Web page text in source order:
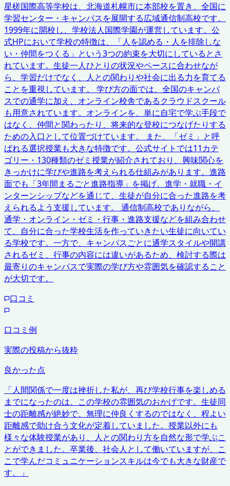
星槎国際高等学校は、北海道札幌市に本部校を置き、全国に
学習センター・キャンパスを展開する広域通信制高校です。
1999年に開校し、学校法人国際学園が運営しています。公
式HPにおいて学校の特徴は、「人を認める・人を排除しな
い・仲間をつくる」という3つの約束を大切にしているとさ
れています。生徒一人ひとりの状況やペースに合わせなが
ら、学習だけでなく、人との関わりや社会に出る力を育てる
ことを重視しています。 学び方の面では、全国のキャンパ
スでの通学に加え、オンライン校舎であるクラウドスクール
も用意されています。オンラインを、単に自宅で学ぶ手段で
はなく、仲間と関わったり、将来的な登校につなげたりする
ための入口として位置づけています。 また、「ゼミ」と呼
ばれる選択授業も大きな特徴です。公式サイトでは11カテ
ゴリー・130種類のゼミ授業が紹介されており、興味関心を
きっかけに学びや進路を考えられる仕組みがあります。進路
面でも「3年間まるごと進路指導」を掲げ、進学・就職・イ
ンターンシップなどを通じて、生徒が自分に合った進路を考
えられるよう支援しています。 通信制高校でありながら、
通学・オンライン・ゼミ・行事・進路支援などを組み合わせ
て、自分に合った学校生活を作っていきたい生徒に向いてい
る学校です。一方で、キャンパスごとに通学スタイルや開講
されるゼミ、行事の内容には違いがあるため、検討する際は
最寄りのキャンパスで実際の学び方や雰囲気を確認すること
が大切です。
口コミ
口コミ例
実際の投稿から抜粋
良かった点
「人間関係で一度は挫折した私が、再び学校行事を楽しめる
までになったのは、この学校の雰囲気のおかげです。生徒同
士の距離感が絶妙で、無理に仲良くするのではなく、程よい
距離感で助け合う文化が定着していました。授業以外にも
様々な体験授業があり、人との関わり方を自然な形で学ぶこ
とができました。卒業後、社会人として働いていますが、こ
こで学んだコミュニケーションスキルは今でも大きな財産で
す。
」